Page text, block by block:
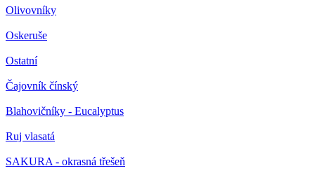
Olivovníky
Oskeruše
Ostatní
Čajovník čínský
Blahovičníky - Eucalyptus
Ruj vlasatá
SAKURA - okrasná třešeň